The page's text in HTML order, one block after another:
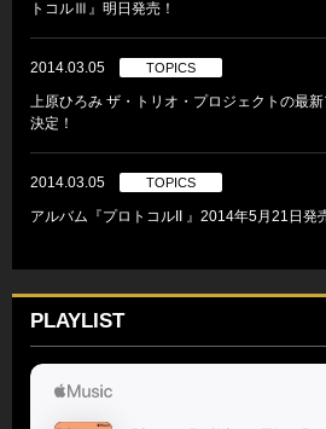
トコルⅢ』明日発売！
2014.03.05 TOPICS
上原ひろみ ザ・トリオ・プロジェクトの最
決定！
2014.03.05 TOPICS
アルバム『プロトコルII 』2014年5月21日発
PLAYLIST